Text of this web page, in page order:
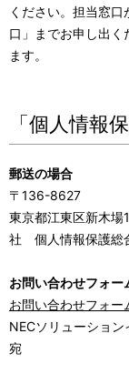
ください。担当窓
口」までお申し出く
ます。
「個人情報
郵送の場合
〒136-8627
東京都江東区新木
社 個人情報保護
お問い合わせフォー
お問い合わせフォー
NECソリューショ
宛